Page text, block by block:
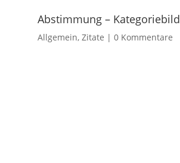
Abstimmung – Kategoriebild
Allgemein, Zitate | 0 Kommentare